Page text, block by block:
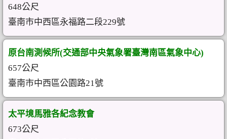
648公尺
臺南市中西區永福路二段229號
原台南測候所(交通部中央氣象署臺灣南區氣象中心)
657公尺
臺南市中西區公園路21號
太平境馬雅各紀念教會
673公尺